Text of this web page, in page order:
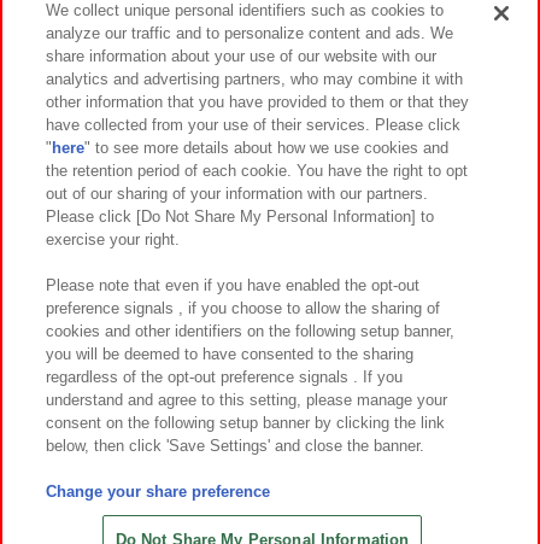
イベント・キャンペーン
関連会社 サステナビリティ サイトポリシー
プライバシーポリシー ウェブアクセシビリティ方針と検証結果
お取引先さまとともに
カスタマーハラスメント対応方針 よくあるご質問・お問い合わせ
©Bandai Namco Amusement Inc.
©Bandai Namco Amusement Lab Inc.
©HANAYASHIKI Co., Ltd. All Rights Reserved.
We collect unique personal identifiers such as cookies to
analyze our traffic and to personalize content and ads. We
share information about your use of our website with our
analytics and advertising partners, who may combine it with
other information that you have provided to them or that they
have collected from your use of their services. Please click
" here" to see more details about how we use cookies and
the retention period of each cookie. You have the right to opt
out of our sharing of your information with our partners.
Please click [Do Not Share My Personal Information] to
exercise your right.
Please note that even if you have enabled the opt-out
preference signals , if you choose to allow the sharing of
cookies and other identifiers on the following setup banner,
you will be deemed to have consented to the sharing
regardless of the opt-out preference signals . If you
understand and agree to this setting, please manage your
consent on the following setup banner by clicking the link
below, then click 'Save Settings' and close the banner.
Change your share preference
Do Not Share My Personal Information